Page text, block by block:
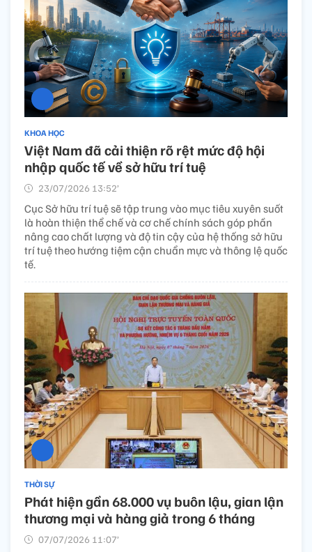
KHOA HỌC
Việt Nam đã cải thiện rõ rệt mức độ hội
nhập quốc tế về sở hữu trí tuệ
23/07/2026 13:52’
Cục Sở hữu trí tuệ sẽ tập trung vào mục tiêu xuyên suốt
là hoàn thiện thể chế và cơ chế chính sách góp phần
nâng cao chất lượng và độ tin cậy của hệ thống sở hữu
trí tuệ theo hướng tiệm cận chuẩn mực và thông lệ quốc
tế.
THỜI SỰ
Phát hiện gần 68.000 vụ buôn lậu, gian lận
thương mại và hàng giả trong 6 tháng
07/07/2026 11:07’